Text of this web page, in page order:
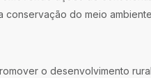
do meio
o desenvolvimento